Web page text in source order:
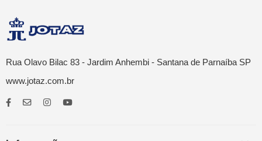
Rua Olavo Bilac 83 - Jardim Anhembi - Santana de Parnaíba SP
www.jotaz.com.br